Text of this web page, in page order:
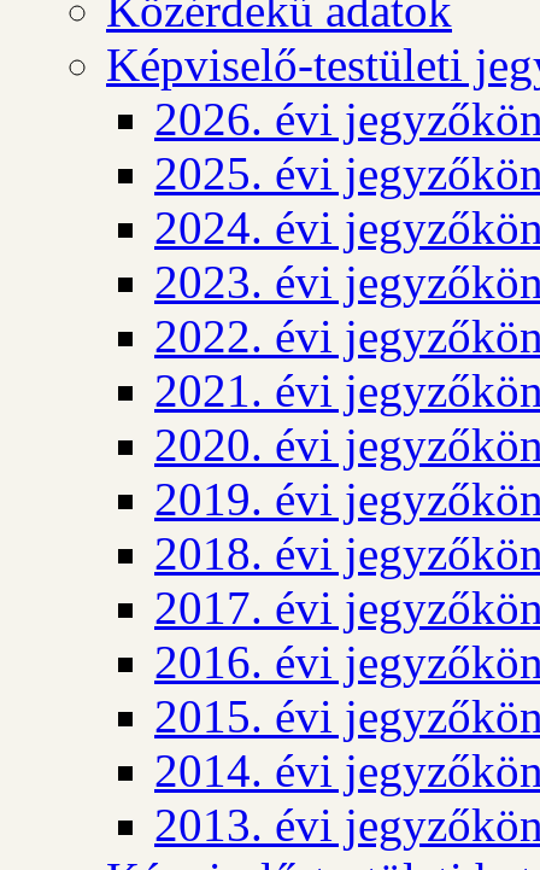
Közérdekű adatok
Képviselő-testületi
2026. évi
2025. évi
2024. évi
2023. évi
2022. évi
2021. évi
2020. évi
2019. évi
2018. évi
2017. évi
2016. évi
2015. évi
2014. évi
2013. évi